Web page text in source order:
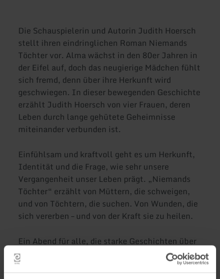
Die Schauspielerin und Autorin Judith Hoersch
stellt ihren eindringlichen Roman Niemands
Töchter vor. Alma wächst in den 80er Jahren in
der Eifel auf, doch das neugierige Mädchen fühlt
sich fremd, denn über ihre Herkunft wird
geschwiegen. In dieser bewegenden Geschichte
erzählt Judith Hoersch von vier Frauen, deren
Leben durch lange gehütete Geheimnisse
miteinander verbunden ist.
Einfühlsam und kraftvoll geht es um Herkunft,
Identität und die Frage, wie sehr unsere
Vergangenheit unser Leben prägt. „Niemands
Töchter“ erzählt von Müttern, die schweigen,
und von Töchtern, die suchen. Von Wunden, die
sich vererben – und von der Kraft sie zu heilen.
Ein Abend für alle, die starke Geschichten über
Familie, Erinnerung und Selbstfindung
schätzen.